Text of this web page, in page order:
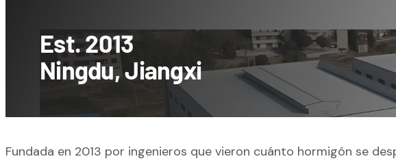
Est. 2013
Ningdu, Jiangxi
Fundada en 2013 por ingenieros que vieron cuánto hormigón se